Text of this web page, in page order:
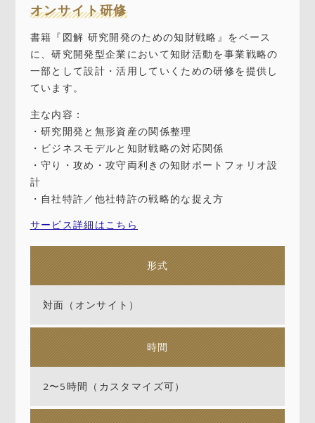
オンサイト研修
書籍『図解 研究開発のための知財戦略』をベース
に、研究開発型企業において知財活動を事業戦略の
一部として設計・活用していくための研修を提供し
ています。
主な内容：
・研究開発と無形資産の関係整理
・ビジネスモデルと知財戦略の対応関係
・守り・攻め・攻守両利きの知財ポートフォリオ設
計
・自社特許／他社特許の戦略的な捉え方
サービス詳細はこちら
形式
対面（オンサイト）
時間
2〜5時間（カスタマイズ可）